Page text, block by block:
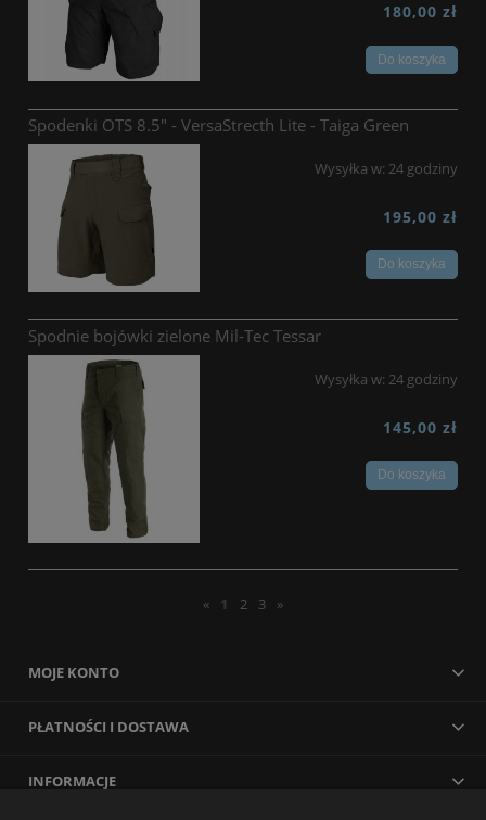
180,00 zł
Do koszyka
Spodenki OTS 8.5" - VersaStrecth Lite - Taiga Green
Wysyłka w: 24 godziny
195,00 zł
Do koszyka
Spodnie bojówki zielone Mil-Tec Tessar
Wysyłka w: 24 godziny
145,00 zł
Do koszyka
« 1 2 3 »
MOJE KONTO
PŁATNOŚCI I DOSTAWA
INFORMACJE